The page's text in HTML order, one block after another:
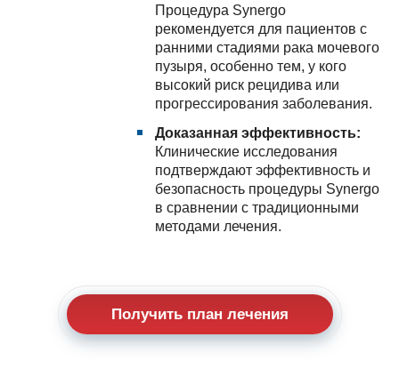
Процедура Synergo
рекомендуется для пациентов с
ранними стадиями рака мочевого
пузыря, особенно тем, у кого
высокий риск рецидива или
прогрессирования заболевания.
Доказанная эффективность:
Клинические исследования
подтверждают эффективность и
безопасность процедуры Synergo
в сравнении с традиционными
методами лечения.
Получить план лечения